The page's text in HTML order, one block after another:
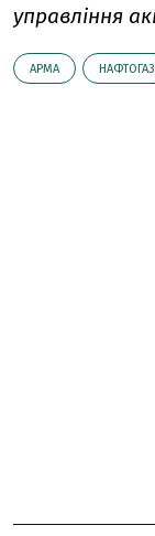
управління
АРМА НАФТОГАЗ